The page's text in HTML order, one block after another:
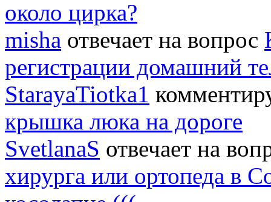
около цирка?
misha отвечает на вопрос
регистрации домашний
StarayaTiotka1
крышка люка на дороге
SvetlanaS отвечает на
хирурга или ортопеда в